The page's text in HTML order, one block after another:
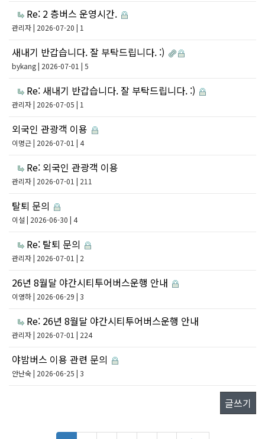
Re: 2 층버스 운영시간.
관리자| 2026-07-20 | 1
새내기 반갑습니다. 잘 부탁드립니다. :)
bykang| 2026-07-01 | 5
Re: 새내기 반갑습니다. 잘 부탁드립니다. :)
관리자| 2026-07-05 | 1
외국인 관광객 이용
이명근| 2026-07-01 | 4
Re: 외국인 관광객 이용
관리자| 2026-07-01 | 211
탈퇴 문의
이설 | 2026-06-30 | 4
Re: 탈퇴 문의
관리자| 2026-07-01 | 2
26년 8월달 야간시티투어버스운행 안내
이영하| 2026-06-29 | 3
Re: 26년 8월달 야간시티투어버스운행 안내
관리자| 2026-07-01 | 224
야밤버스 이용 관련 문의
안난숙| 2026-06-25 | 3
글쓰기